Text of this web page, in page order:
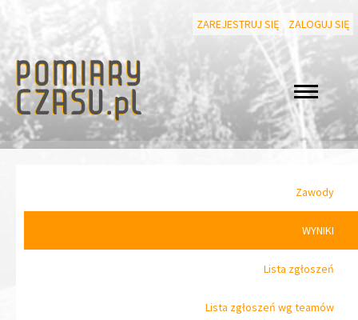
ZAREJESTRUJ SIĘ ZALOGUJ SIĘ
Zawody
WYNIKI
Lista zgłoszeń
Lista zgłoszeń wg teamów